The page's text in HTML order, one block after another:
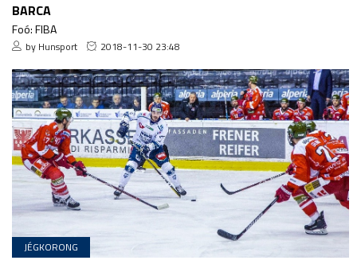
BARCA
Foó: FIBA
by Hunsport 2018-11-30 23:48
JÉGKORONG